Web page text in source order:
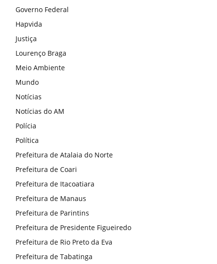
Governo Federal
Hapvida
Justiça
Lourenço Braga
Meio Ambiente
Mundo
Notícias
Notícias do AM
Polícia
Política
Prefeitura de Atalaia do Norte
Prefeitura de Coari
Prefeitura de Itacoatiara
Prefeitura de Manaus
Prefeitura de Parintins
Prefeitura de Presidente Figueiredo
Prefeitura de Rio Preto da Eva
Prefeitura de Tabatinga